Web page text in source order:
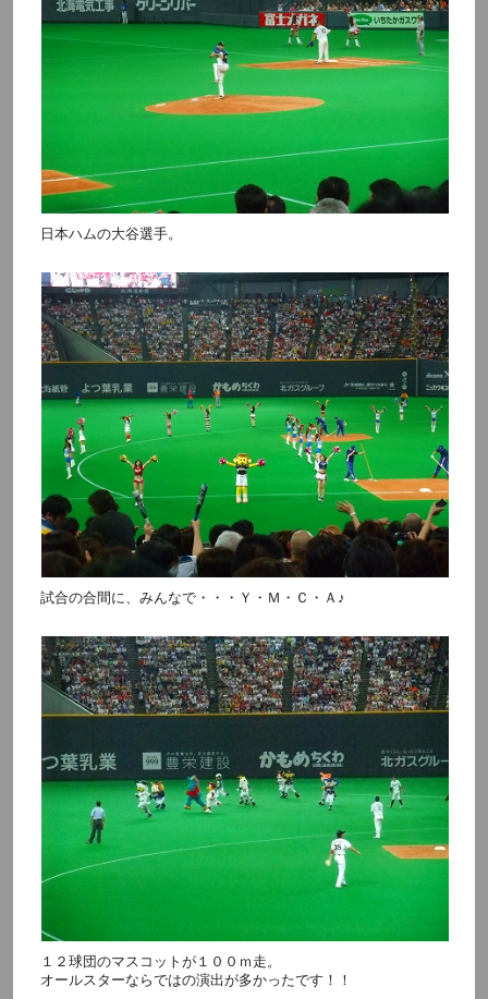
日本ハムの大谷選手。
試合の合間に、みんなで・・・Ｙ・Ｍ・Ｃ・Ａ♪
１２球団のマスコットが１００ｍ走。
オールスターならではの演出が多かったです！！